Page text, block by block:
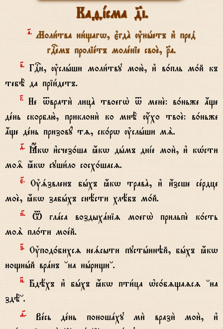
Каfjсма д7i.
№.Моли1тва ни1щагw, є3гдA ўнhетъ и3 пред8
гDемъ проліeтъ молeніе своE, Rа.
в7.ГDи, ўслhши моли1тву мою2, и3 в0пль м0й къ
тебЁ да пріи1детъ.
G.Не tврати2 лицA твоегw2 t менE: в0ньже ѓще
дeнь скорблю2, приклони2 ко мнЁ ќхо твоE: в0ньже
ѓще дeнь призовy тz, ск0рw ўслhши мS.
д7.Ћкw и3счез0ша ћкw дhмъ днjе мои2, и3 кHсти
мо‰ ћкw суши1ло сосх0шасz.
є7.Ўsзвленъ бhхъ ћкw травA, и3 и4зсше сeрдце
моE, ћкw забhхъ снёсти хлёбъ м0й.
ѕ7.T глaса воздыхaніz моегw2 прильпE к0сть
моS пл0ти моeй.
з7.Ўпод0бихсz неsсыти пустhннэй, бhхъ ћкw
нощнhй врaнъ °на нhрищи°.
}.Бдёхъ и3 бhхъ ћкw пти1ца њс0бzщаzсz °на
здЁ°.
f7.Вeсь дeнь поношaху ми2 врази2 мои2, и3